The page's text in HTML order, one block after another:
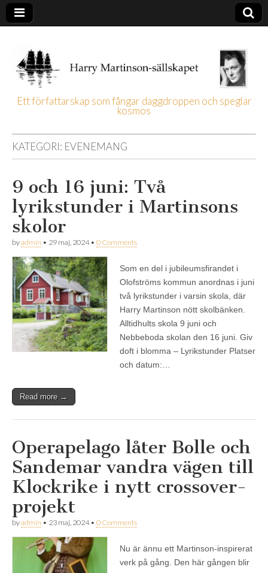
Harry
Martinson-
sällskapet
Ett författarskap som fångar daggdroppen och speglar
kosmos
KATEGORI: EVENEMANG
9 och 16 juni: Två
lyrikstunder i Martinsons
skolor
byadmin • 29 maj, 2024• 0 Comments
Som en del i jubileumsfirandet i
Olofströms kommun anordnas i juni
två lyrikstunder i varsin skola, där
Harry Martinson nött skolbänken.
Alltidhults skola 9 juni och
Nebbeboda skolan den 16 juni. Giv
doft i blomma – Lyrikstunder Platser
och datum:…
Read more →
Operapelago låter Bolle och
Sandemar vandra vägen till
Klockrike i nytt crossover-
projekt
byadmin • 23 maj, 2024• 0 Comments
Nu är ännu ett Martinson-inspirerat
verk på gång. Den här gången blir